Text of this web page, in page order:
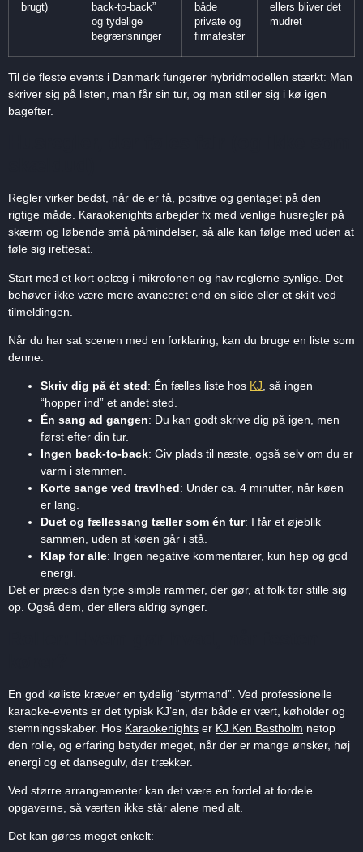
brugt)
back-to-back”
og tydelige
begrænsninger
både
private og
firmafester
ellers bliver det
mudret
Til de fleste events i Danmark fungerer hybridmodellen stærkt: Man
skriver sig på listen, man får sin tur, og man stiller sig i kø igen
bagefter.
Regler virker bedst, når de er få, positive og gentaget på den
rigtige måde. Karaokenights arbejder fx med venlige husregler på
skærm og løbende små påmindelser, så alle kan følge med uden at
føle sig irettesat.
Start med et kort oplæg i mikrofonen og hav reglerne synlige. Det
behøver ikke være mere avanceret end en slide eller et skilt ved
tilmeldingen.
Når du har sat scenen med en forklaring, kan du bruge en liste som
denne:
Skriv dig på ét sted: Én fælles liste hos KJ, så ingen
“hopper ind” et andet sted.
Én sang ad gangen: Du kan godt skrive dig på igen, men
først efter din tur.
Ingen back-to-back: Giv plads til næste, også selv om du er
varm i stemmen.
Korte sange ved travlhed: Under ca. 4 minutter, når køen
er lang.
Duet og fællessang tæller som én tur: I får et øjeblik
sammen, uden at køen går i stå.
Klap for alle: Ingen negative kommentarer, kun hep og god
energi.
Det er præcis den type simple rammer, der gør, at folk tør stille sig
op. Også dem, der ellers aldrig synger.
En god køliste kræver en tydelig “styrmand”. Ved professionelle
karaoke-events er det typisk KJ’en, der både er vært, køholder og
stemningsskaber. Hos Karaokenights er KJ Ken Bastholm netop
den rolle, og erfaring betyder meget, når der er mange ønsker, høj
energi og et dansegulv, der trækker.
Ved større arrangementer kan det være en fordel at fordele
opgaverne, så værten ikke står alene med alt.
Det kan gøres meget enkelt: